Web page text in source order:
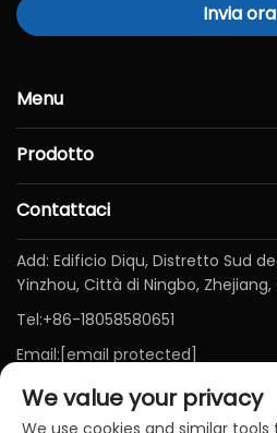
Invia ora
Menu
Prodotto
Contattaci
Add: Edificio Diqu, Distretto Sud
Yinzhou, Città di Ningbo, Zhejiang,
Tel:+86-18058580651
Email: [email protected]
We value your privacy
We use cookies and similar